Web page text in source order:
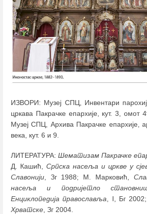
ИЗВОРИ: Музеј СПЦ, Инвентари
цркава Пакрачке епархије, кут. 3, омот
Музеј СПЦ, Архива Пакрачке епархије,
века, кут. 6 и 9.
ЛИТЕРАТУРА: Шематизам Пакрачке
Д. Кашић, Српска насеља и цркве у
Славонији, Зг 1988; М. Марковић,
насеља и подријетло
Енциклопедија православља, I, Бг
Хрватске, Зг 2004.